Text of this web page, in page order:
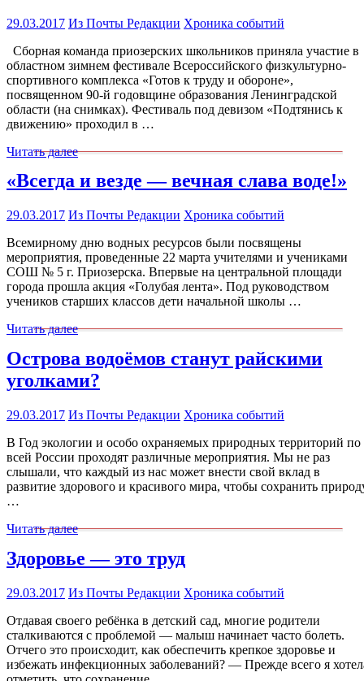
29.03.2017 Из Почты Редакции Хроника событий
Сборная команда приозерских школьников приняла участие в
областном зимнем фестивале Всероссийского физкультурно-
спортивного комплекса «Готов к труду и обороне»,
посвященном 90-й годовщине образования Ленинградской
области (на снимках). Фестиваль под девизом «Подтянись к
движению» проходил в …
Читать далее
«Всегда и везде — вечная слава воде!»
29.03.2017 Из Почты Редакции Хроника событий
Всемирному дню водных ресурсов были посвящены
мероприятия, проведенные 22 марта учителями и учениками
СОШ № 5 г. Приозерска. Впервые на центральной площади
города прошла акция «Голубая лента». Под руководством
учеников старших классов дети начальной школы …
Читать далее
Острова водоёмов станут райскими
уголками?
29.03.2017 Из Почты Редакции Хроника событий
В Год экологии и особо охраняемых природных территорий по
всей России проходят различные мероприятия. Мы не раз
слышали, что каждый из нас может внести свой вклад в
развитие здорового и красивого мира, чтобы сохранить
…
Читать далее
Здоровье — это труд
29.03.2017 Из Почты Редакции Хроника событий
Отдавая своего ребёнка в детский сад, многие родители
сталкиваются с проблемой — малыш начинает часто болеть.
Отчего это происходит, как обеспечить крепкое здоровье и
избежать инфекционных заболеваний? — Прежде всего я